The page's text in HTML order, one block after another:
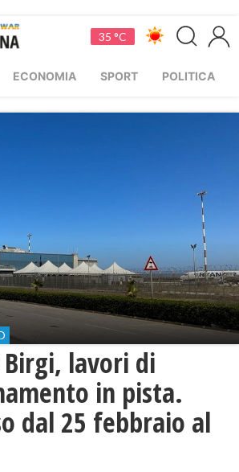
35 °C
ECONOMIA SPORT POLITICA
lavori di
in pista.
dal 25 febbraio al